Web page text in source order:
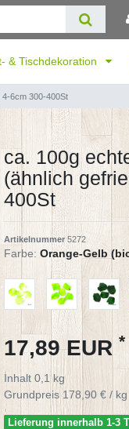
& Tischdekoration
6cm 300-400St
ca. 100g
(ähnlich
400St
Artikelnummer 5272
Farbe: Orange-Gelb
17,89 EUR *
Inhalt 0,1kg
Grundpreis 178,90 € / kg
Lieferung innerhalb 1-3